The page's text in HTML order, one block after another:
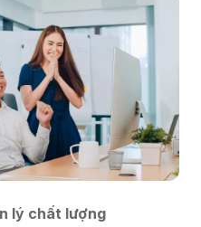
lý chất lượng